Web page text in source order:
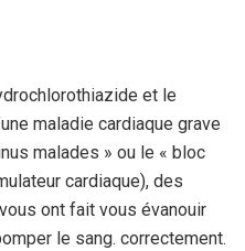
et le
maladie cardiaque grave
malades » ou le « bloc
cardiaque), des
ont fait vous évanouir
le sang. correctement.